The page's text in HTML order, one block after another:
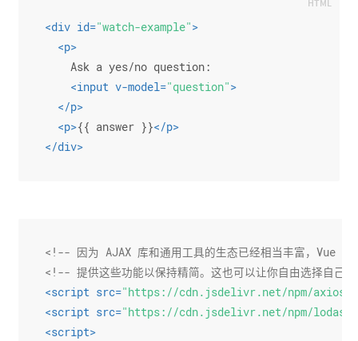
<div id="watch-example">
<p>
    Ask a yes/no question:
<input v-model="question">
</p>
<p>{{ answer }}</p>
</div>
<!-- 因为 AJAX 库和通用工具的生态已经相当丰富，Vue
<!-- 提供这些功能以保持精简。这也可以让你自由选择自己
<script src="https://cdn.jsdelivr.net/npm/
<script src="https://cdn.jsdelivr.net/npm/
<script>